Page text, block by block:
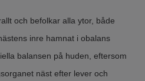
och befolkar alla ytor, både
inre hamnat i obalans
balansen på huden, eftersom
näst efter lever och